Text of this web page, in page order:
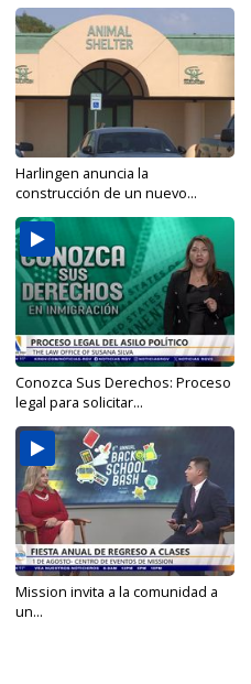
Harlingen anuncia la
construcción de un nuevo...
Conozca Sus Derechos: Proceso
legal para solicitar...
Mission invita a la comunidad a
un...